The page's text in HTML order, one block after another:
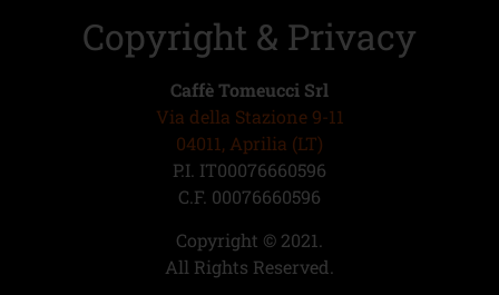
Copyright & Privacy
Caffè Tomeucci Srl
Via della Stazione 9-11
04011, Aprilia (LT)
P.I. IT00076660596
C.F. 00076660596
Copyright © 2021.
All Rights Reserved.